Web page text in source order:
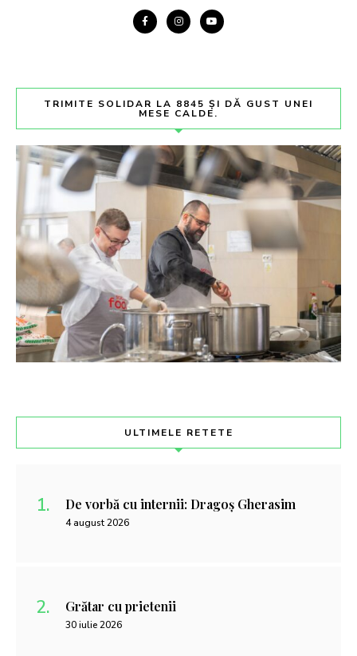
TRIMITE SOLIDAR LA 8845 ȘI DĂ GUST UNEI
MESE CALDE.
ULTIMELE RETETE
De vorbă cu internii: Dragoș Gherasim
4 august 2026
Grătar cu prietenii
30 iulie 2026